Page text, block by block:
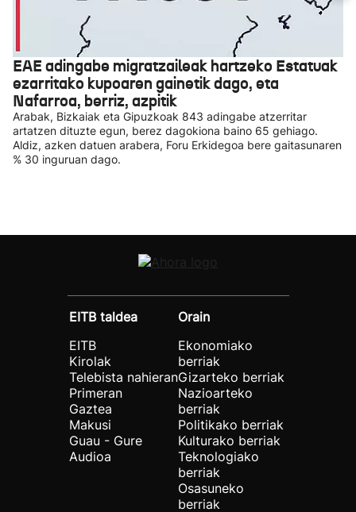
EAE adingabe migratzaileak hartzeko Estatuak
ezarritako kupoaren gainetik dago, eta
Nafarroa, berriz, azpitik
Arabak, Bizkaiak eta Gipuzkoak 843 adingabe atzerritar
artatzen dituzte egun, berez dagokiona baino 65 gehiago.
Aldiz, azken datuen arabera, Foru Erkidegoa bere gaitasunaren
% 30 inguruan dago.
EITB taldea
EITB
Kirolak
Telebista nahieran
Primeran
Gaztea
Makusi
Guau - Gure
Audioa
Orain
Ekonomiako
berriak
Gizarteko berriak
Nazioarteko
berriak
Politikako berriak
Kulturako berriak
Teknologiako
berriak
Osasuneko
berriak